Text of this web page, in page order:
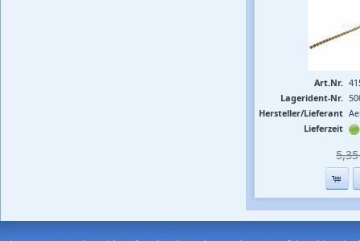
Art.Nr.
Lagerident-Nr.
Hersteller/Lieferant
Lieferzeit
5,35